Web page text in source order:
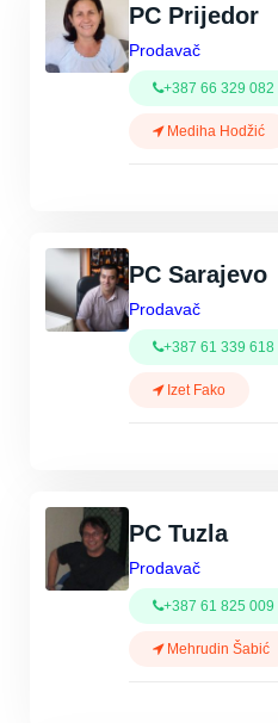
PC Prijedor
Prodavač
+387 66 329 082
Mediha Hodžić
PC Sarajevo
Prodavač
+387 61 339 618
Izet Fako
PC Tuzla
Prodavač
+387 61 825 009
Mehrudin Šabić